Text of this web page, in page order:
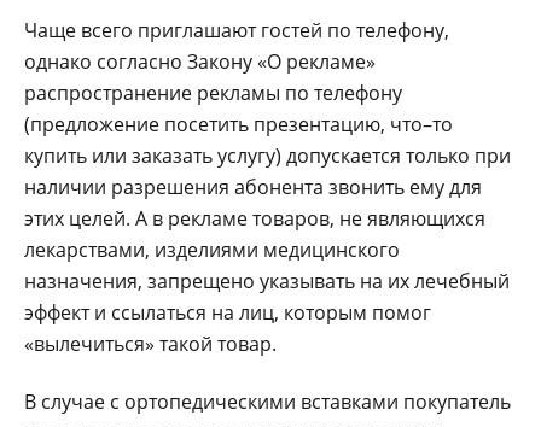
Чаще всего приглашают гостей по телефону,
однако согласно Закону «О рекламе»
распространение рекламы по телефону
(предложение посетить презентацию, что–то
купить или заказать услугу) допускается только при
наличии разрешения абонента звонить ему для
этих целей. А в рекламе товаров, не являющихся
лекарствами, изделиями медицинского
назначения, запрещено указывать на их лечебный
эффект и ссылаться на лиц, которым помог
«вылечиться» такой товар.
В случае с ортопедическими вставками покупатель